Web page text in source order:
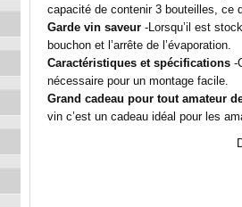
capacité de contenir 3 bouteilles, ce
Garde vin saveur-Lorsqu’il est
bouchon et l’arrête de l’évaporation.
Caractéristiques et spécifications-
nécessaire pour un montage facile.
Grand cadeau pour tout amateur
vin c’est un cadeau idéal pour les